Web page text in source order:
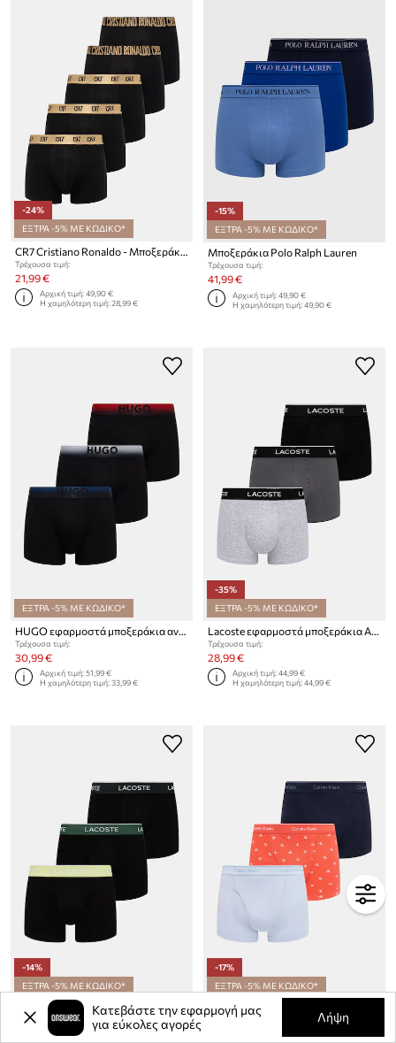
-24%
ΕΞΤΡΑ -5% ΜΕ ΚΩΔΙΚΟ*
Τρέχουσα τιμή:
21,99 €
Αρχική τιμή:49,90 €
Η χαμηλότερη τιμή:28,99 €
-15%
ΕΞΤΡΑ -5% ΜΕ ΚΩΔΙΚΟ*
Μποξεράκια Polo Ralph Lauren
Τρέχουσα τιμή:
41,99 €
Αρχική τιμή:49,90 €
Η χαμηλότερη τιμή:49,90 €
ΕΞΤΡΑ -5% ΜΕ ΚΩΔΙΚΟ*
Τρέχουσα τιμή:
30,99 €
Αρχική τιμή:51,99 €
Η χαμηλότερη τιμή:33,99 €
-35%
ΕΞΤΡΑ -5% ΜΕ ΚΩΔΙΚΟ*
Τρέχουσα τιμή:
28,99 €
Αρχική τιμή:44,99 €
Η χαμηλότερη τιμή:44,99 €
-14%
ΕΞΤΡΑ -5% ΜΕ ΚΩΔΙΚΟ*
Lacoste εφαρμοστά μποξεράκια Ανδρικά βαμβάκι με ελαστάν 3-pack
Τρέχουσα τιμή:
28,99 €
-17%
ΕΞΤΡΑ -5% ΜΕ ΚΩΔΙΚΟ*
Κατεβάστε την εφαρμογή μας
για εύκολες αγορές
Λήψη